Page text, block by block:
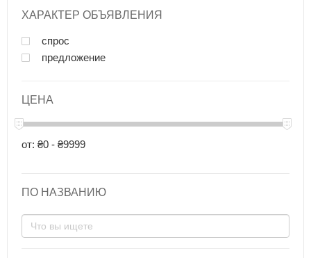
ХАРАКТЕР ОБЪЯВЛЕНИЯ
спрос
предложение
ЦЕНА
от: ₴0 - ₴9999
ПО НАЗВАНИЮ